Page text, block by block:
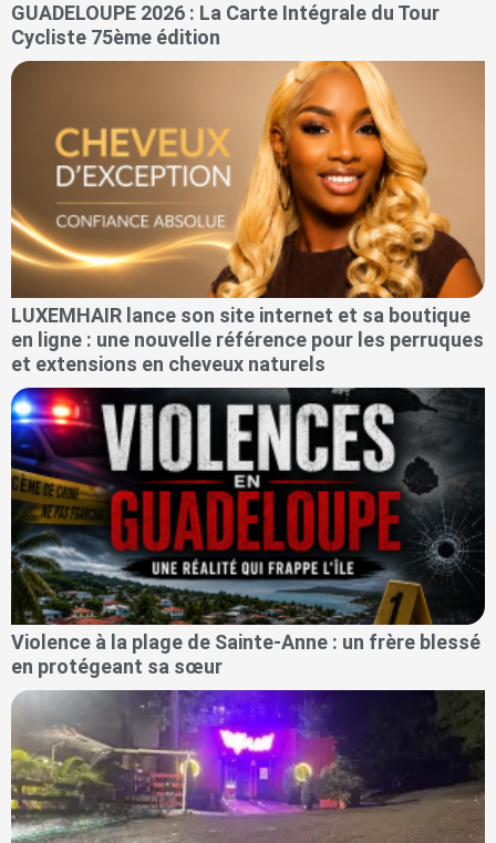
GUADELOUPE 2026 : La Carte Intégrale du Tour
Cycliste 75ème édition
LUXEMHAIR lance son site internet et sa boutique
en ligne : une nouvelle référence pour les perruques
et extensions en cheveux naturels
Violence à la plage de Sainte-Anne : un frère blessé
en protégeant sa sœur